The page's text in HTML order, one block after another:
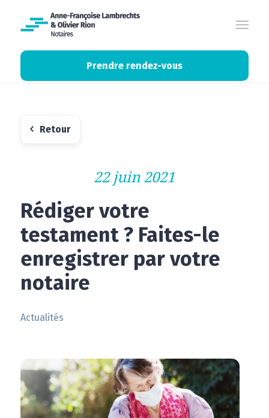
Prendre rendez-vous
Retour
22 juin 2021
Rédiger votre
testament ? Faites-le
enregistrer par votre
notaire
Actualités